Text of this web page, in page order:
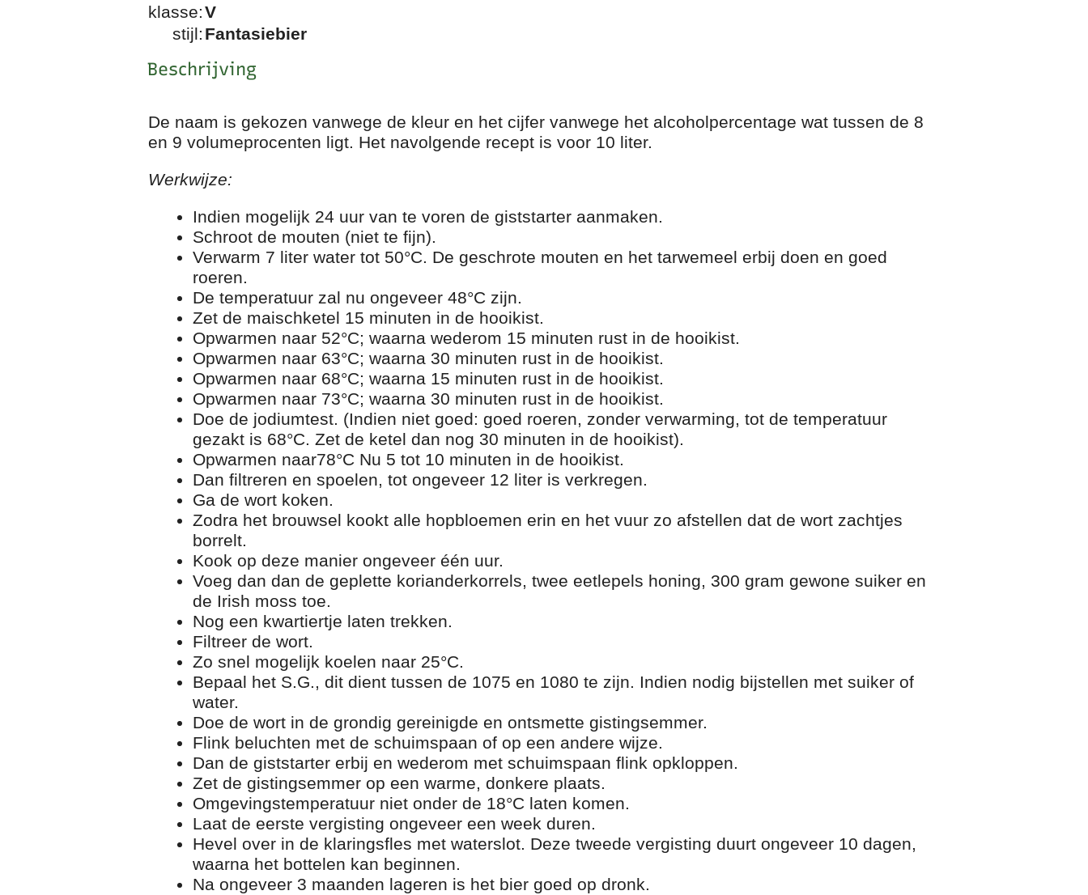
klasse:V
stijl: Fantasiebier
Beschrijving
De naam is gekozen vanwege de kleur en het cijfer vanwege het alcoholpercentage wat tussen de 8
en 9 volumeprocenten ligt. Het navolgende recept is voor 10 liter.
Werkwijze:
Indien mogelijk 24 uur van te voren de giststarter aanmaken.
Schroot de mouten (niet te fijn).
Verwarm 7 liter water tot 50°C. De geschrote mouten en het tarwemeel erbij doen en goed
roeren.
De temperatuur zal nu ongeveer 48°C zijn.
Zet de maischketel 15 minuten in de hooikist.
Opwarmen naar 52°C; waarna wederom 15 minuten rust in de hooikist.
Opwarmen naar 63°C; waarna 30 minuten rust in de hooikist.
Opwarmen naar 68°C; waarna 15 minuten rust in de hooikist.
Opwarmen naar 73°C; waarna 30 minuten rust in de hooikist.
Doe de jodiumtest. (Indien niet goed: goed roeren, zonder verwarming, tot de temperatuur
gezakt is 68°C. Zet de ketel dan nog 30 minuten in de hooikist).
Opwarmen naar78°C Nu 5 tot 10 minuten in de hooikist.
Dan filtreren en spoelen, tot ongeveer 12 liter is verkregen.
Ga de wort koken.
Zodra het brouwsel kookt alle hopbloemen erin en het vuur zo afstellen dat de wort zachtjes
borrelt.
Kook op deze manier ongeveer één uur.
Voeg dan dan de geplette korianderkorrels, twee eetlepels honing, 300 gram gewone suiker en
de Irish moss toe.
Nog een kwartiertje laten trekken.
Filtreer de wort.
Zo snel mogelijk koelen naar 25°C.
Bepaal het S.G., dit dient tussen de 1075 en 1080 te zijn. Indien nodig bijstellen met suiker of
water.
Doe de wort in de grondig gereinigde en ontsmette gistingsemmer.
Flink beluchten met de schuimspaan of op een andere wijze.
Dan de giststarter erbij en wederom met schuimspaan flink opkloppen.
Zet de gistingsemmer op een warme, donkere plaats.
Omgevingstemperatuur niet onder de 18°C laten komen.
Laat de eerste vergisting ongeveer een week duren.
Hevel over in de klaringsfles met waterslot. Deze tweede vergisting duurt ongeveer 10 dagen,
waarna het bottelen kan beginnen.
Na ongeveer 3 maanden lageren is het bier goed op dronk.